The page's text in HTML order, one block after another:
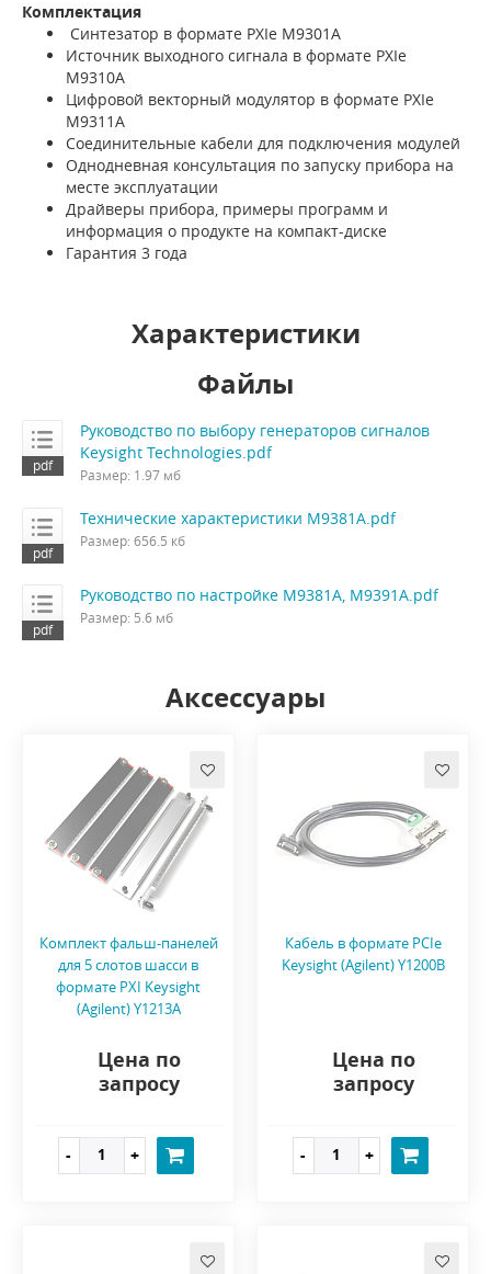
Комплектация
Синтезатор в формате PXIe M9301A
Источник выходного сигнала в формате PXIe
M9310A
Цифровой векторный модулятор в формате PXIe
M9311A
Соединительные кабели для подключения модулей
Однодневная консультация по запуску прибора на
месте эксплуатации
Драйверы прибора, примеры программ и
информация о продукте на компакт-диске
Гарантия 3 года
Характеристики
Файлы
Руководство по выбору генераторов сигналов
Keysight Technologies.pdf
Размер: 1.97 мб
Технические характеристики M9381A.pdf
Размер: 656.5 кб
Руководство по настройке M9381A, M9391A.pdf
Размер: 5.6 мб
Аксессуары
Комплект фальш-панелей
для 5 слотов шасси в
формате PXI Keysight
(Agilent) Y1213A
Цена по
запросу
Кабель в формате PCIe
Keysight (Agilent) Y1200B
Цена по
запросу